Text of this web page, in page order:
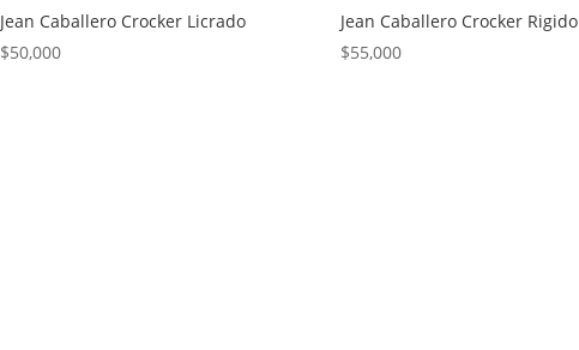
Jean Caballero Crocker Licrado
$50,000
Jean Caballero Crocker Rigido
$55,000